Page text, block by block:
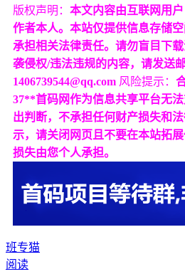
版权声明： 本文内容由互联网用
作者本人。本站仅提供信息存储
承担相关法律责任。请勿盲目下
袭侵权/违法违规的内容，请发送邮
1406739544@qq.com 风险提示：
37**首码网作为信息共享平台无
出判断，不承担任何财产损失和
示，请关闭网页且不要在本站拓
损失由您个人承担。
班专猫
阅读